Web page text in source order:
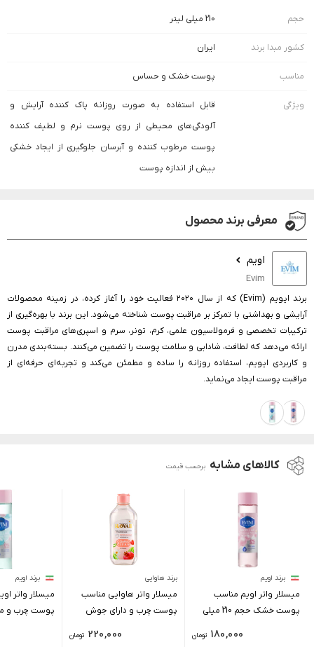
حجم 210 میلی لیتر
کشور مبدا برند ایران
مناسب پوست خشک و حساس
ویژگی
قابل استفاده به صورت روزانه پاک کننده آرایش و
آلودگی‌های محیطی از روی پوست نرم و لطیف کننده
پوست مرطوب کننده و آبرسان جلوگیری از ایجاد خشکی
بیش از اندازه پوست
معرفی برند محصول
اویم
Evim
برند ایویم (Evim) که از سال ۲۰۲۰ فعالیت خود را آغاز کرده، در زمینه محصولات
آرایشی و بهداشتی با تمرکز بر مراقبت پوست شناخته می‌شود. این برند با بهره‌گیری از
ترکیبات تخصصی و فرمولاسیون علمی، کرم، تونر، سرم و اسپری‌های مراقبت پوست
ارائه می‌دهد که لطافت، شادابی و سلامت پوست را تضمین می‌کنند. بسته‌بندی مدرن
و کاربردی ایویم، استفاده روزانه را ساده و مطمئن می‌کند و تجربه‌ای حرفه‌ای از
مراقبت پوست ایجاد می‌نماید.
کالاهای مشابه برحسب قیمت
برند اویم
میسلار واتر اویم مناسب
پوست خشک حجم 210 میلی
تومان 180,000
برند هاوایی
میسلار واتر هاوایی مناسب
پوست چرب و دارای جوش
تومان 220,000
برند اویم
میسلار واتر
پوست چرب و